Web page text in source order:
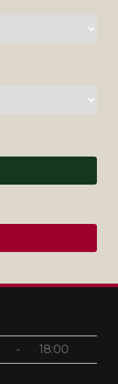
- 18:00